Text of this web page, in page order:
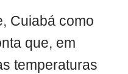
Cuiabá como
que, em
temperaturas